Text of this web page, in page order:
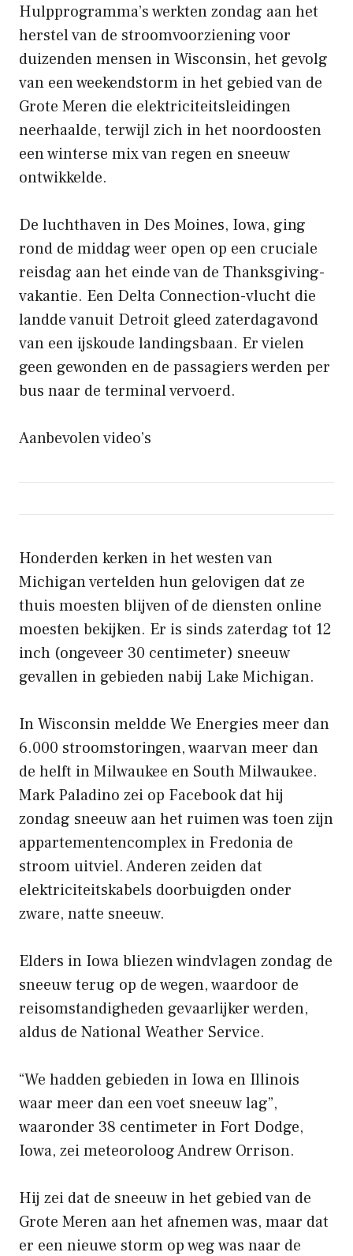
Hulpprogramma’s werkten zondag aan het
herstel van de stroomvoorziening voor
duizenden mensen in Wisconsin, het gevolg
van een weekendstorm in het gebied van de
Grote Meren die elektriciteitsleidingen
neerhaalde, terwijl zich in het noordoosten
een winterse mix van regen en sneeuw
ontwikkelde.
De luchthaven in Des Moines, Iowa, ging
rond de middag weer open op een cruciale
reisdag aan het einde van de Thanksgiving-
vakantie. Een Delta Connection-vlucht die
landde vanuit Detroit gleed zaterdagavond
van een ijskoude landingsbaan. Er vielen
geen gewonden en de passagiers werden per
bus naar de terminal vervoerd.
Aanbevolen video’s
Honderden kerken in het westen van
Michigan vertelden hun gelovigen dat ze
thuis moesten blijven of de diensten online
moesten bekijken. Er is sinds zaterdag tot 12
inch (ongeveer 30 centimeter) sneeuw
gevallen in gebieden nabij Lake Michigan.
In Wisconsin meldde We Energies meer dan
6.000 stroomstoringen, waarvan meer dan
de helft in Milwaukee en South Milwaukee.
Mark Paladino zei op Facebook dat hij
zondag sneeuw aan het ruimen was toen zijn
appartementencomplex in Fredonia de
stroom uitviel. Anderen zeiden dat
elektriciteitskabels doorbuigden onder
zware, natte sneeuw.
Elders in Iowa bliezen windvlagen zondag de
sneeuw terug op de wegen, waardoor de
reisomstandigheden gevaarlijker werden,
aldus de National Weather Service.
“We hadden gebieden in Iowa en Illinois
waar meer dan een voet sneeuw lag”,
waaronder 38 centimeter in Fort Dodge,
Iowa, zei meteoroloog Andrew Orrison.
Hij zei dat de sneeuw in het gebied van de
Grote Meren aan het afnemen was, maar dat
er een nieuwe storm op weg was naar de